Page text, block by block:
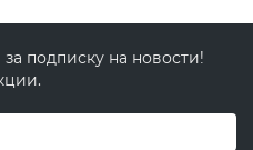
подписку на новости!